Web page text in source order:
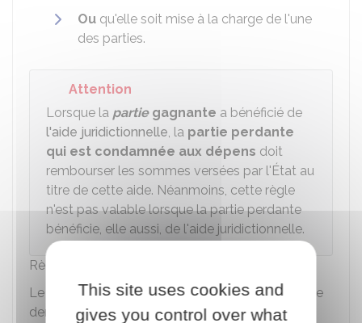
Ou qu'elle soit mise à la charge de l'une
des parties.
Attention
Lorsque la partiegagnante a bénéficié de
l'aide juridictionnelle, la partie perdante
qui est condamnée aux dépens doit
rembourser les sommes versées par l'État au
titre de cette aide. Néanmoins, cette règle
n'est pas valable lorsque la partie perdante
bénéficie, elle aussi, de l'aide juridictionnelle.
Règlement des frais irrépétibles
Le remboursement des frais irrépétibles peut être
demandé à lapartieadverse.
This site uses cookies and
gives you control over what